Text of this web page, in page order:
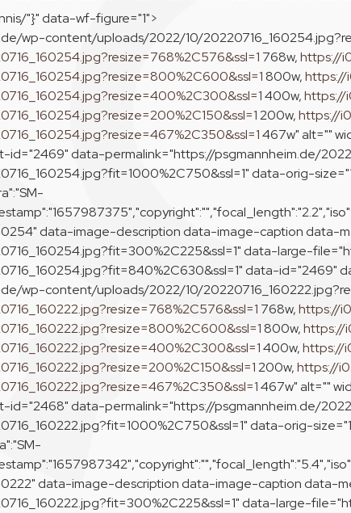
"}" data-wf-figure="1">
wp-content/uploads/2022/10/
768w,https://
800w,https://
400w,https://
200w,https://
467w" alt=""
id="2469" data-permalink="https://psgmannheim.de/
data-orig-
data-image-description data-image-caption data-
data-large-
data-id="2469"
wp-content/uploads/2022/10/
768w,https://
800w,https://
400w,https://
200w,https://
467w" alt=""
id="2468" data-permalink="https://psgmannheim.de/
data-orig-
data-image-description data-image-caption data-
data-large-